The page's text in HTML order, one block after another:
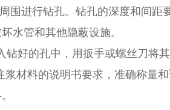
围进行钻孔。钻孔的深度和间
水管和其他隐蔽设施。
钻好的孔中，用扳手或螺丝刀将
浆材料的说明书要求，准确称量